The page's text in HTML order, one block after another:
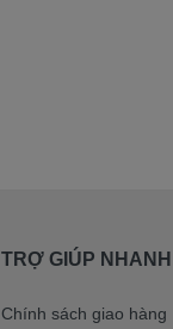
TRỢ GIÚP NHANH
Chính sách giao hàng